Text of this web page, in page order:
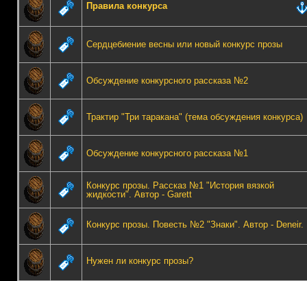
Правила конкурса
Сердцебиение весны или новый конкурс прозы
Обсуждение конкурсного рассказа №2
Трактир "Три таракана" (тема обсуждения конкурса)
Обсуждение конкурсного рассказа №1
Конкурс прозы. Рассказ №1 "История вязкой
жидкости". Автор - Garett
Конкурс прозы. Повесть №2 "Знаки". Автор - Deneir.
Нужен ли конкурс прозы?